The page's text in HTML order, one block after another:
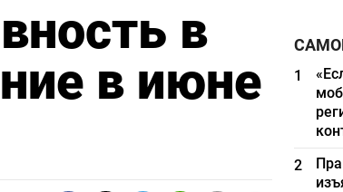
в
в июне
1
2